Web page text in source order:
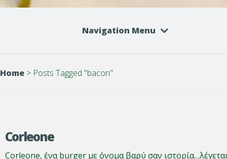
Navigation Menu
Home > Posts Tagged "bacon"
Corleone
Corleone, ένα burger με όνομα βαρύ σαν